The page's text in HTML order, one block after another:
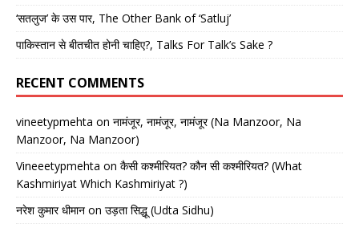
‘सतलुज’ के उस पार, The Other Bank of ‘Satluj’
पाकिस्तान से बीतचीत होनी चाहिए?, Talks For Talk’s Sake ?
RECENT COMMENTS
vineetypmehta on नामंजूर, नामंजूर, नामंजूर (Na Manzoor, Na
Manzoor, Na Manzoor)
Vineeetypmehta on कैसी कश्मीरियत? कौन सी कश्मीरियत? (What
Kashmiriyat Which Kashmiriyat ?)
नरेश कुमार धीमान on उड़ता सिद्धू (Udta Sidhu)